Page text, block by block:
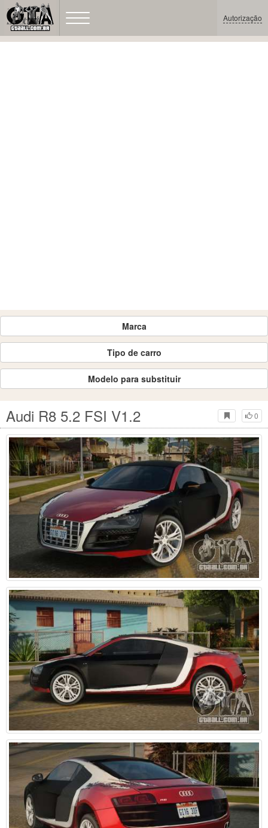
Autorização
Marca
Tipo de carro
Modelo para substituir
0
Audi R8 5.2 FSI V1.2